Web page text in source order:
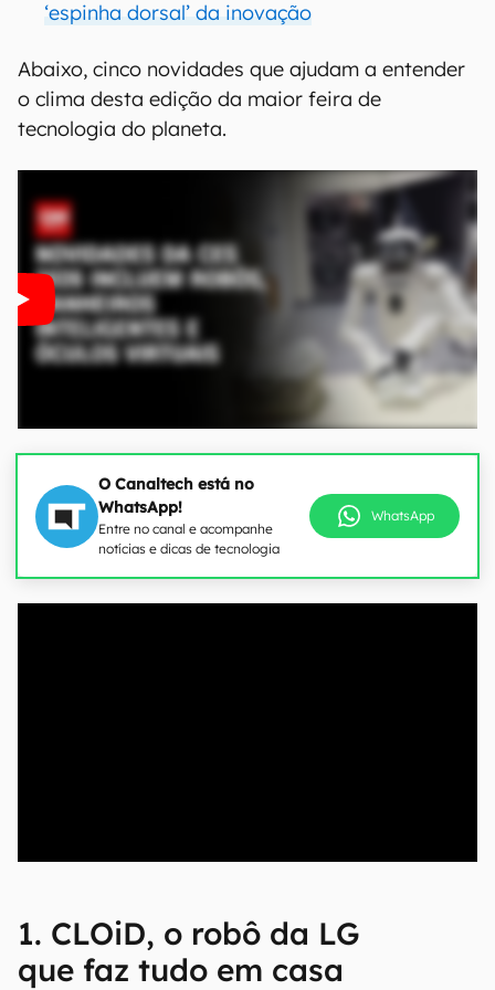
‘espinha dorsal’ da inovação
Abaixo, cinco novidades que ajudam a entender
o clima desta edição da maior feira de
tecnologia do planeta.
O Canaltech está no
WhatsApp!
Entre no canal e acompanhe
notícias e dicas de tecnologia
WhatsApp
1. CLOiD, o robô da LG
que faz tudo em casa